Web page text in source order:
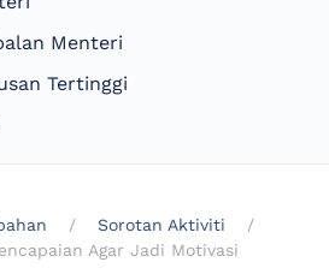
Menteri
Tertinggi
Sorotan Aktiviti
Agar Jadi Motivasi